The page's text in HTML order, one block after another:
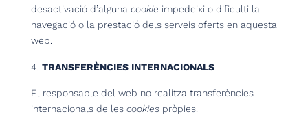
desactivació d’alguna cookie impedeixi o dificulti la
navegació o la prestació dels serveis oferts en aquesta
web.
TRANSFERÈNCIES INTERNACIONALS
El responsable del web no realitza transferències
internacionals de les cookiespròpies.